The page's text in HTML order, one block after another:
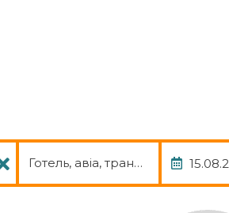
Готель, авіа, трансфер